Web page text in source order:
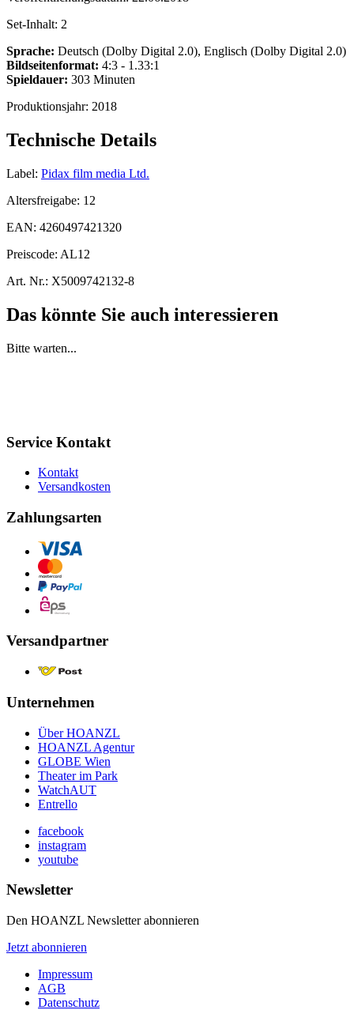
Set-Inhalt: 2
Sprache: Deutsch (Dolby Digital 2.0), Englisch (Dolby Digital 2.0)
Bildseitenformat: 4:3 - 1.33:1
Spieldauer: 303 Minuten
Produktionsjahr: 2018
Technische Details
Label: Pidax film media Ltd.
Altersfreigabe: 12
EAN: 4260497421320
Preiscode: AL12
Art. Nr.: X5009742132-8
Das könnte Sie auch interessieren
Bitte warten...
Service Kontakt
Kontakt
Versandkosten
Zahlungsarten
Versandpartner
Unternehmen
Über HOANZL
HOANZL Agentur
GLOBE Wien
Theater im Park
WatchAUT
Entrello
facebook
instagram
youtube
Newsletter
Den HOANZL Newsletter abonnieren
Jetzt abonnieren
Impressum
AGB
Datenschutz